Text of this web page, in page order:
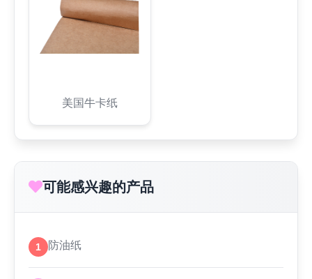
美国牛卡纸
可能感兴趣的产品
1 防油纸